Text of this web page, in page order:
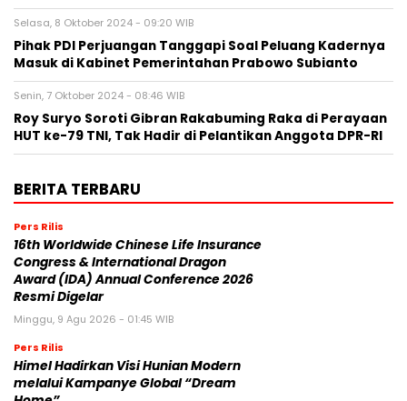
Selasa, 8 Oktober 2024 - 09:20 WIB
Pihak PDI Perjuangan Tanggapi Soal Peluang Kadernya
Masuk di Kabinet Pemerintahan Prabowo Subianto
Senin, 7 Oktober 2024 - 08:46 WIB
Roy Suryo Soroti Gibran Rakabuming Raka di Perayaan
HUT ke-79 TNI, Tak Hadir di Pelantikan Anggota DPR-RI
BERITA TERBARU
Pers Rilis
16th Worldwide Chinese Life Insurance
Congress & International Dragon
Award (IDA) Annual Conference 2026
Resmi Digelar
Minggu, 9 Agu 2026 - 01:45 WIB
Pers Rilis
Himel Hadirkan Visi Hunian Modern
melalui Kampanye Global “Dream